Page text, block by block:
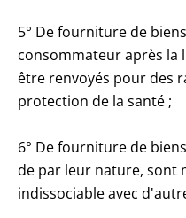
5° De fourniture de
consommateur après la
être renvoyés pour des
protection de la santé ;
6° De fourniture de
de par leur nature, sont
indissociable avec